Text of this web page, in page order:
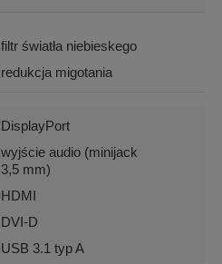
filtr światła niebieskego
redukcja migotania
DisplayPort
wyjście audio (minijack
3,5 mm)
HDMI
DVI-D
USB 3.1 typ A